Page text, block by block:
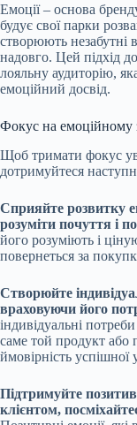
Емоції – основа
будує свої парки
створюють незабутні
надовго. Цей підхід
лояльну аудиторію,
емоційний досвід.
Фокус на емоційному
Щоб тримати фокус
дотримуйтеся
Сприяйте розвитку
розуміти почуття і
його розуміють і
повернеться за
Створюйте
враховуючи його
індивідуальні
саме той продукт або
ймовірність успішної
Підтримуйте
клієнтом,